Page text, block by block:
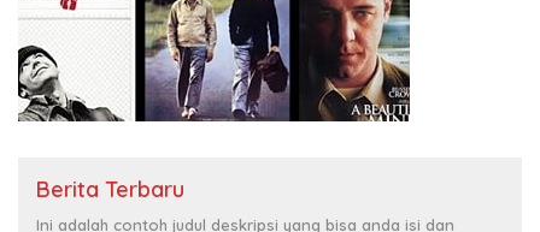
Berita Terbaru
Ini adalah contoh judul deskripsi yang bisa anda isi dan